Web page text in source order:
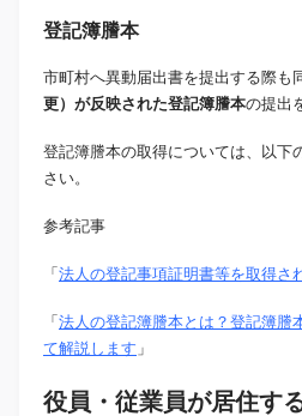
登記簿謄本
市町村へ異動届出書を提出する際も
更）が反映された登記簿謄本の提出
登記簿謄本の取得については、以下
さい。
参考記事
「 法人の登記事項証明書等を取得さ
「 法人の登記簿謄本とは？登記簿謄
て解説します 」
役員・従業員が居住す